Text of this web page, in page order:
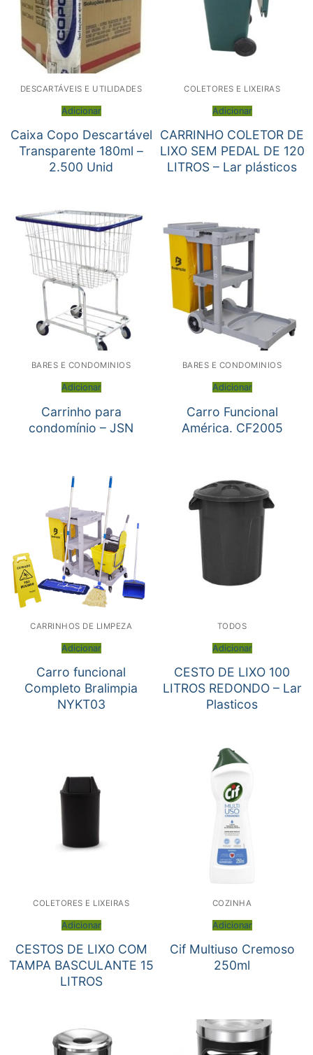
DESCARTÁVEIS E UTILIDADES
Adicionar
Caixa Copo Descartável
Transparente 180ml –
2.500 Unid
COLETORES E LIXEIRAS
Adicionar
CARRINHO COLETOR DE
LIXO SEM PEDAL DE 120
LITROS – Lar plásticos
BARES E CONDOMINIOS
Adicionar
Carrinho para
condomínio – JSN
BARES E CONDOMINIOS
Adicionar
Carro Funcional
América. CF2005
CARRINHOS DE LIMPEZA
Adicionar
Carro funcional
Completo Bralimpia
NYKT03
TODOS
Adicionar
CESTO DE LIXO 100
LITROS REDONDO – Lar
Plasticos
COLETORES E LIXEIRAS
Adicionar
CESTOS DE LIXO COM
TAMPA BASCULANTE 15
LITROS
COZINHA
Adicionar
Cif Multiuso Cremoso
250ml